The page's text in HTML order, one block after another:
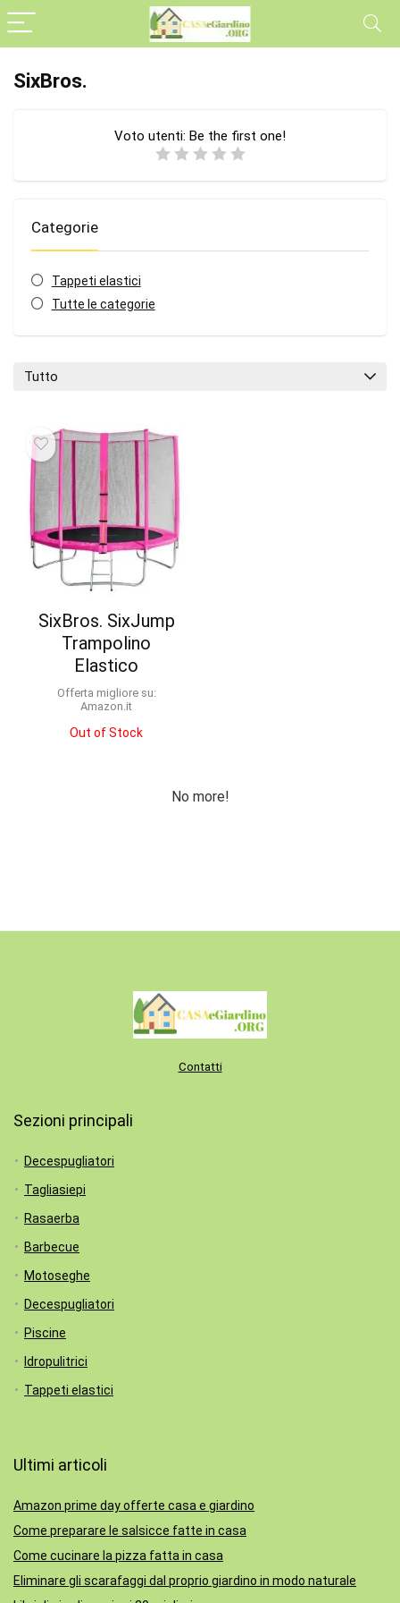
SixBros.
Voto utenti: Be the first one!
Categorie
Tappeti elastici
Tutte le categorie
Tutto
SixBros. SixJump
Trampolino
Elastico
Offerta migliore su:
Amazon.it
Out of Stock
No more!
Contatti
Sezioni principali
Decespugliatori
Tagliasiepi
Rasaerba
Barbecue
Motoseghe
Decespugliatori
Piscine
Idropulitrici
Tappeti elastici
Ultimi articoli
Amazon prime day offerte casa e giardino
Come preparare le salsicce fatte in casa
Come cucinare la pizza fatta in casa
Eliminare gli scarafaggi dal proprio giardino in modo naturale